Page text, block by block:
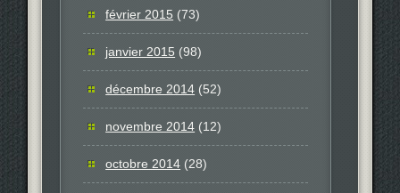
février 2015 (73)
janvier 2015 (98)
décembre 2014 (52)
novembre 2014 (12)
octobre 2014 (28)